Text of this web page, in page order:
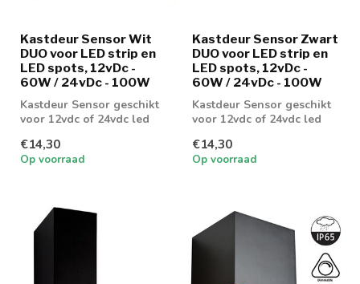
Kastdeur Sensor Wit
DUO voor LED strip en
LED spots, 12vDc -
60W / 24vDc - 100W
Kastdeur Sensor geschikt
voor 12vdc of 24vdc led
€14,30
Op voorraad
Kastdeur Sensor Zwart
DUO voor LED strip en
LED spots, 12vDc -
60W / 24vDc - 100W
Kastdeur Sensor geschikt
voor 12vdc of 24vdc led
€14,30
Op voorraad